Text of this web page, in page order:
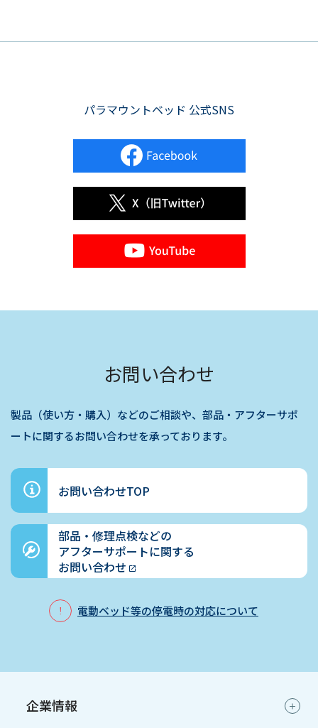
パラマウントベッド 公式SNS
お問い合わせ
製品（使い方・購入）などのご相談や、部品・アフターサポ
ートに関するお問い合わせを承っております。
お問い合わせTOP
部品・修理点検などの
アフターサポートに関する
お問い合わせ
電動ベッド等の停電時の対応について
企業情報